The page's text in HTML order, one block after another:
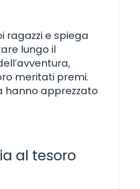
ragazzi e spiega
lungo il
meritati premi.
hanno apprezzato
al tesoro